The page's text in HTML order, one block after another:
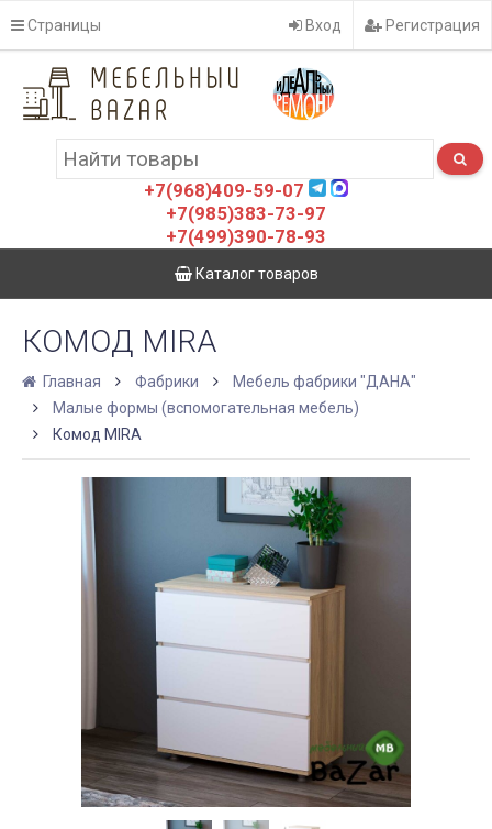
Страницы Вход Регистрация
+7(968)409-59-07
+7(985)383-73-97
+7(499)390-78-93
Каталог товаров
КОМОД MIRA
Главная Фабрики
Мебель фабрики "ДАНА"
Малые формы (вспомогательная мебель)
Комод MIRA